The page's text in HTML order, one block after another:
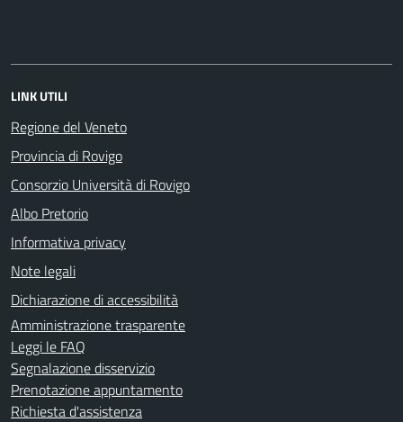
LINK UTILI
Regione del Veneto
Provincia di Rovigo
Consorzio Università di Rovigo
Albo Pretorio
Informativa privacy
Note legali
Dichiarazione di accessibilità
Amministrazione trasparente
Leggi le FAQ
Segnalazione disservizio
Prenotazione appuntamento
Richiesta d'assistenza